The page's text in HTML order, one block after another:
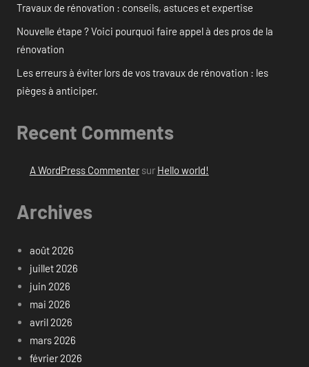
Travaux de rénovation : conseils, astuces et expertise
Nouvelle étape ? Voici pourquoi faire appel à des pros de la
rénovation
Les erreurs à éviter lors de vos travaux de rénovation : les
pièges à anticiper.
Recent Comments
A WordPress Commentersur Hello world!
Archives
août 2026
juillet 2026
juin 2026
mai 2026
avril 2026
mars 2026
février 2026